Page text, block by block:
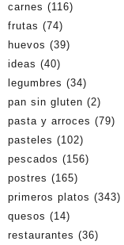
carnes (116)
frutas (74)
huevos (39)
ideas (40)
legumbres (34)
pan sin gluten (2)
pasta y arroces (79)
pasteles (102)
pescados (156)
postres (165)
primeros platos (343)
quesos (14)
restaurantes (36)